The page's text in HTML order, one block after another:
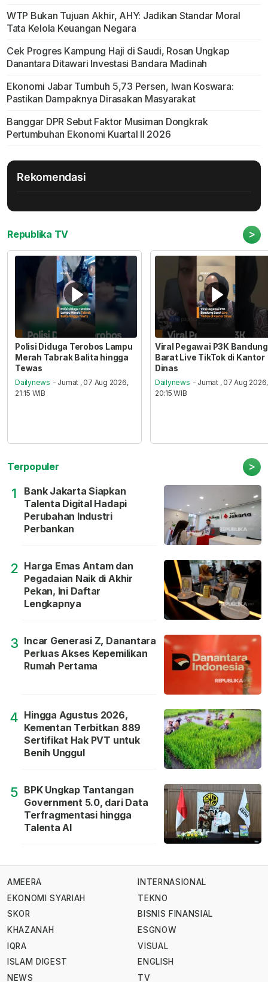
WTP Bukan Tujuan Akhir, AHY: Jadikan Standar Moral
Tata Kelola Keuangan Negara
Cek Progres Kampung Haji di Saudi, Rosan Ungkap
Danantara Ditawari Investasi Bandara Madinah
Ekonomi Jabar Tumbuh 5,73 Persen, Iwan Koswara:
Pastikan Dampaknya Dirasakan Masyarakat
Banggar DPR Sebut Faktor Musiman Dongkrak
Pertumbuhan Ekonomi Kuartal II 2026
Rekomendasi
Republika TV >
Polisi Diduga Terobos Lampu
Merah Tabrak Balita hingga
Tewas
Dailynews - Jumat , 07 Aug 2026,
21:15 WIB
Viral Pegawai P3K Bandung
Barat Live TikTok di Kantor
Dinas
Dailynews - Jumat , 07 Aug 2026,
20:15 WIB
Terpopuler >
1
Bank Jakarta Siapkan
Talenta Digital Hadapi
Perubahan Industri
Perbankan
2 Harga Emas Antam dan
Pegadaian Naik di Akhir
Pekan, Ini Daftar
Lengkapnya
3 Incar Generasi Z, Danantara
Perluas Akses Kepemilikan
Rumah Pertama
4 Hingga Agustus 2026,
Kementan Terbitkan 889
Sertifikat Hak PVT untuk
Benih Unggul
5 BPK Ungkap Tantangan
Government 5.0, dari Data
Terfragmentasi hingga
Talenta AI
AMEERA
EKONOMI SYARIAH
SKOR
KHAZANAH
IQRA
ISLAM DIGEST
NEWS
INTERNASIONAL
TEKNO
BISNIS FINANSIAL
ESGNOW
VISUAL
ENGLISH
TV